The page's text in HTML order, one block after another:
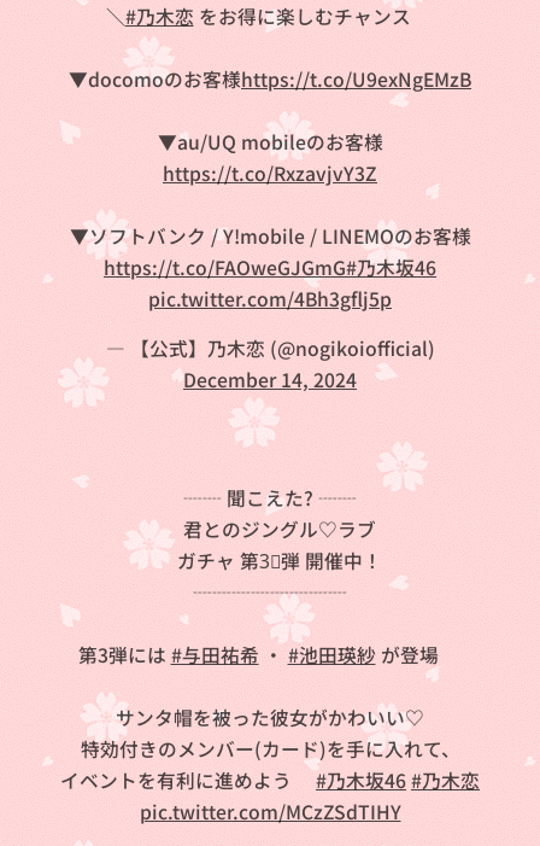
＼#乃木恋 をお得に楽しむチャンス✨
▼docomoのお客様https://t.co/U9exNgEMzB
▼au/UQ mobileのお客様
https://t.co/RxzavjvY3Z
▼ソフトバンク / Y!mobile / LINEMOのお客様
https://t.co/FAOweGJGmG#乃木坂46
pic.twitter.com/4Bh3gflj5p
— 【公式】乃木恋 (@nogikoiofficial)
December 14, 2024
❤ ┈┈ 聞こえた? ┈┈ 💚
君とのジングル♡ラブ
ガチャ 第3⃣弾 開催中！
🎄 ┈┈┈┈┈┈┈┈ 🎄
第3弾には #与田祐希 ・ #池田瑛紗 が登場✨
サンタ帽を被った彼女がかわいい♡
特効付きのメンバー(カード)を手に入れて、
イベントを有利に進めよう💨 #乃木坂46#乃木恋
pic.twitter.com/MCzZSdTIHY